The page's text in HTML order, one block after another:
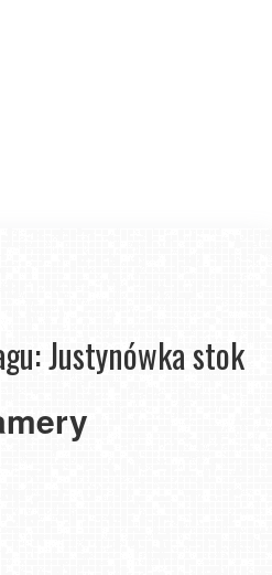
Justynówka stok